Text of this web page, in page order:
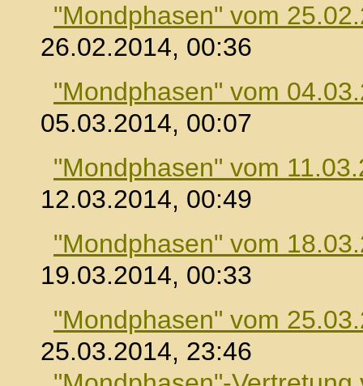
"Mondphasen" vom
26.02.2014, 00:36
"Mondphasen" vom
05.03.2014, 00:07
"Mondphasen" vom
12.03.2014, 00:49
"Mondphasen" vom
19.03.2014, 00:33
"Mondphasen" vom
25.03.2014, 23:46